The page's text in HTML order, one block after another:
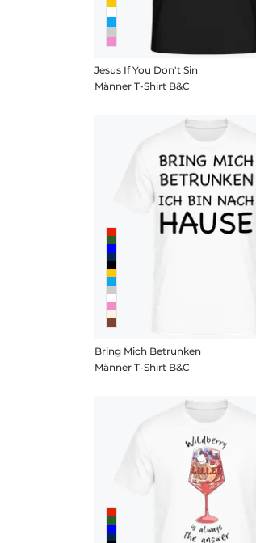
Jesus If You Don't Sin
Männer T-Shirt B&C
Bring Mich Betrunken
Männer T-Shirt B&C